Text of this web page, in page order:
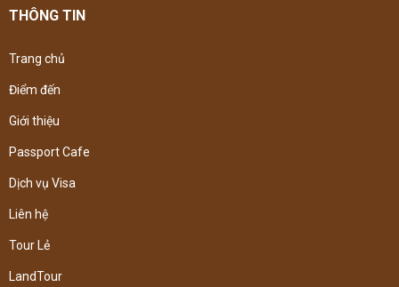
THÔNG TIN
Trang chủ
Điểm đến
Giới thiệu
Passport Cafe
Dịch vụ Visa
Liên hệ
Tour Lẻ
LandTour